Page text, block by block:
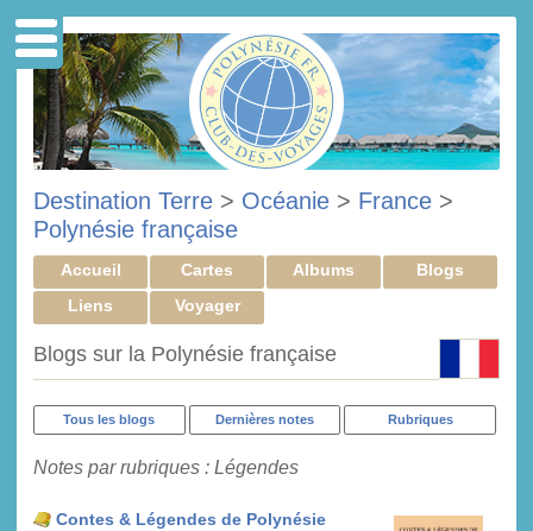
Destination Terre > Océanie > France >
Polynésie française
Accueil Cartes Albums
Blogs
Liens
Voyager
Blogs sur la Polynésie française
Tous les blogs Dernières notes Rubriques
Notes par rubriques : Légendes
Contes & Légendes de Polynésie